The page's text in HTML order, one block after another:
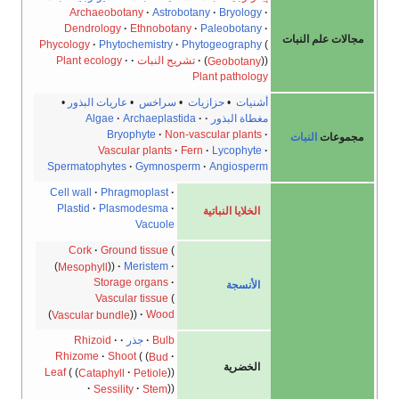
علم النبات
Archaeobotany
Astrobotany
Dendrology
Ethnobotany
Paleobotany
Phycology
Phytochemistry
Phytogeography
Geobotany
تشريح النبات
Plant ecology
Plant pathology
النبات
حزازيات• سراخس• عاريات البذور•
Algae
Archaeplastida
Bryophyte
Non-vascular plants
Vascular plants
Fern
Spermatophytes
Gymnosperm Angiosperm
Cell wall
Phragmoplast
Plastid
Plasmodesma
Cork
Ground tissue
Mesophyll
Storage organs
Vascular tissue
Vascular bundle
Rhizoid
Rhizome
Shoot
Leaf
Cataphyll
Petiole
Sessility